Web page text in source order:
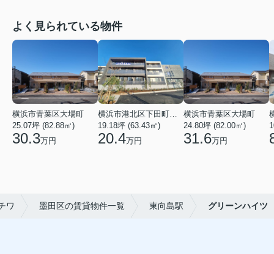
よく見られている物件
横浜市青葉区大場町
25.07坪 (82.88㎡)
30.3万円
19.18坪 (63.43㎡)
20.4万円
横浜市青葉区大場町
24.80坪 (82.00㎡)
31.6万円
ワ 墨田区の賃貸物件一覧 東向島駅 グリーンハイツ